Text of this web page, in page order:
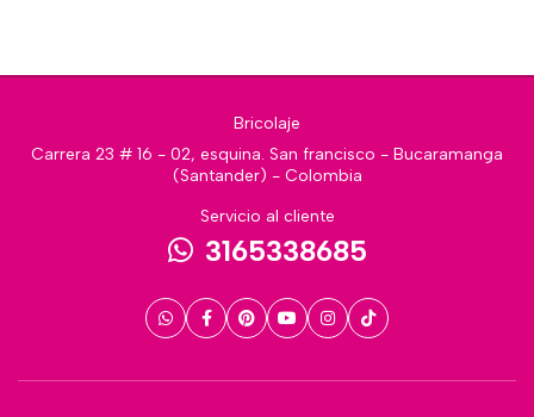
Bricolaje
Carrera 23 # 16 - 02, esquina. San francisco - Bucaramanga
(Santander) - Colombia
Servicio al cliente
3165338685